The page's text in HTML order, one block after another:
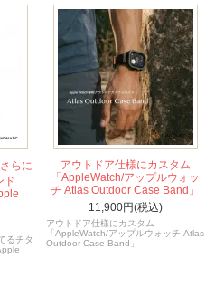
らに
ド
るチタ
アウトドア仕様にカスタム
「AppleWatch/アップルウォッ
チ Atlas Outdoor Case Band」
11,900円(税込)
アウトドア仕様にカスタム
「AppleWatch/アップルウォッチ Atlas
Outdoor Case Band」